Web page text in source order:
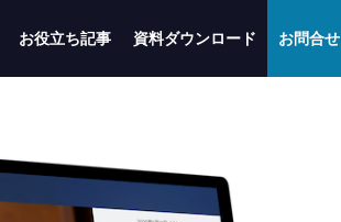
お役立ち記事 資料ダウンロード お問合せ